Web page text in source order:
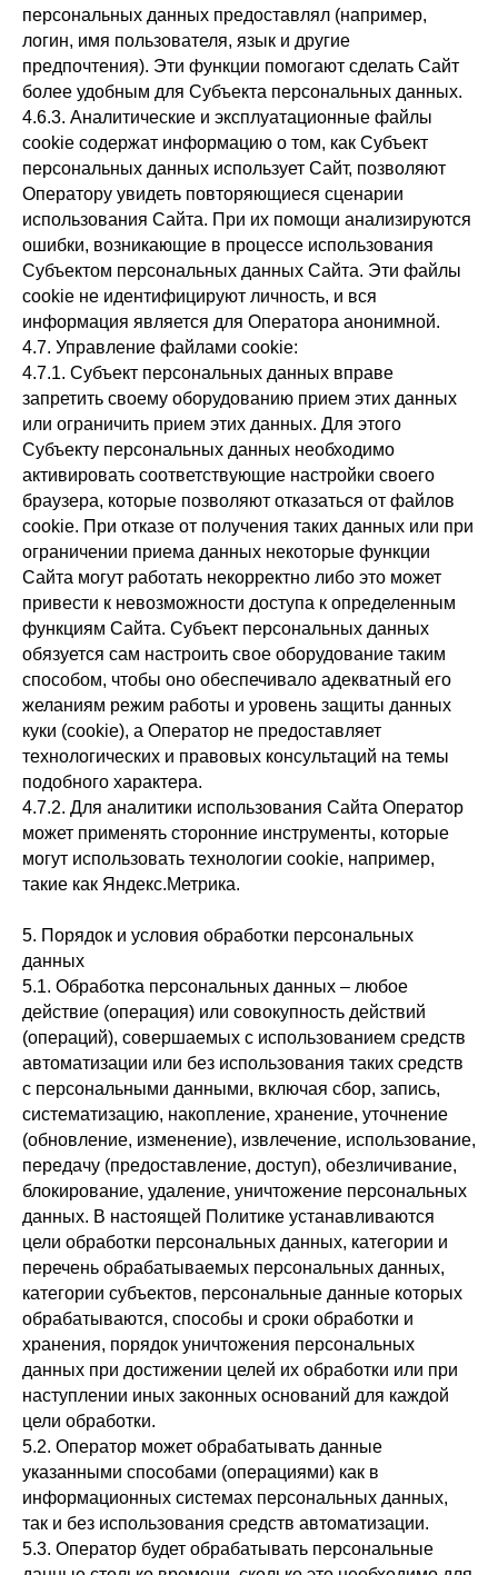
персональных данных предоставлял (например,
логин, имя пользователя, язык и другие
предпочтения). Эти функции помогают сделать Сайт
более удобным для Субъекта персональных данных.
4.6.3. Аналитические и эксплуатационные файлы
cookie содержат информацию о том, как Субъект
персональных данных использует Сайт, позволяют
Оператору увидеть повторяющиеся сценарии
использования Сайта. При их помощи анализируются
ошибки, возникающие в процессе использования
Субъектом персональных данных Сайта. Эти файлы
cookie не идентифицируют личность, и вся
информация является для Оператора анонимной.
4.7. Управление файлами cookie:
4.7.1. Субъект персональных данных вправе
запретить своему оборудованию прием этих данных
или ограничить прием этих данных. Для этого
Субъекту персональных данных необходимо
активировать соответствующие настройки своего
браузера, которые позволяют отказаться от файлов
cookie. При отказе от получения таких данных или при
ограничении приема данных некоторые функции
Сайта могут работать некорректно либо это может
привести к невозможности доступа к определенным
функциям Сайта. Субъект персональных данных
обязуется сам настроить свое оборудование таким
способом, чтобы оно обеспечивало адекватный его
желаниям режим работы и уровень защиты данных
куки (cookie), а Оператор не предоставляет
технологических и правовых консультаций на темы
подобного характера.
4.7.2. Для аналитики использования Сайта Оператор
может применять сторонние инструменты, которые
могут использовать технологии cookie, например,
такие как Яндекс.Метрика.
5. Порядок и условия обработки персональных
данных
5.1. Обработка персональных данных – любое
действие (операция) или совокупность действий
(операций), совершаемых с использованием средств
автоматизации или без использования таких средств
с персональными данными, включая сбор, запись,
систематизацию, накопление, хранение, уточнение
(обновление, изменение), извлечение, использование,
передачу (предоставление, доступ), обезличивание,
блокирование, удаление, уничтожение персональных
данных. В настоящей Политике устанавливаются
цели обработки персональных данных, категории и
перечень обрабатываемых персональных данных,
категории субъектов, персональные данные которых
обрабатываются, способы и сроки обработки и
хранения, порядок уничтожения персональных
данных при достижении целей их обработки или при
наступлении иных законных оснований для каждой
цели обработки.
5.2. Оператор может обрабатывать данные
указанными способами (операциями) как в
информационных системах персональных данных,
так и без использования средств автоматизации.
5.3. Оператор будет обрабатывать персональные